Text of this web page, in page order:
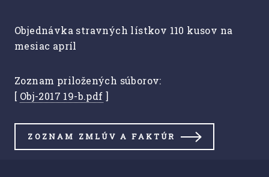
Objednávka stravných lístkov 110 kusov na
mesiac apríl
Zoznam priložených súborov:
[ Obj-2017 19-b.pdf ]
ZOZNAM ZMLÚV A FAKTÚR